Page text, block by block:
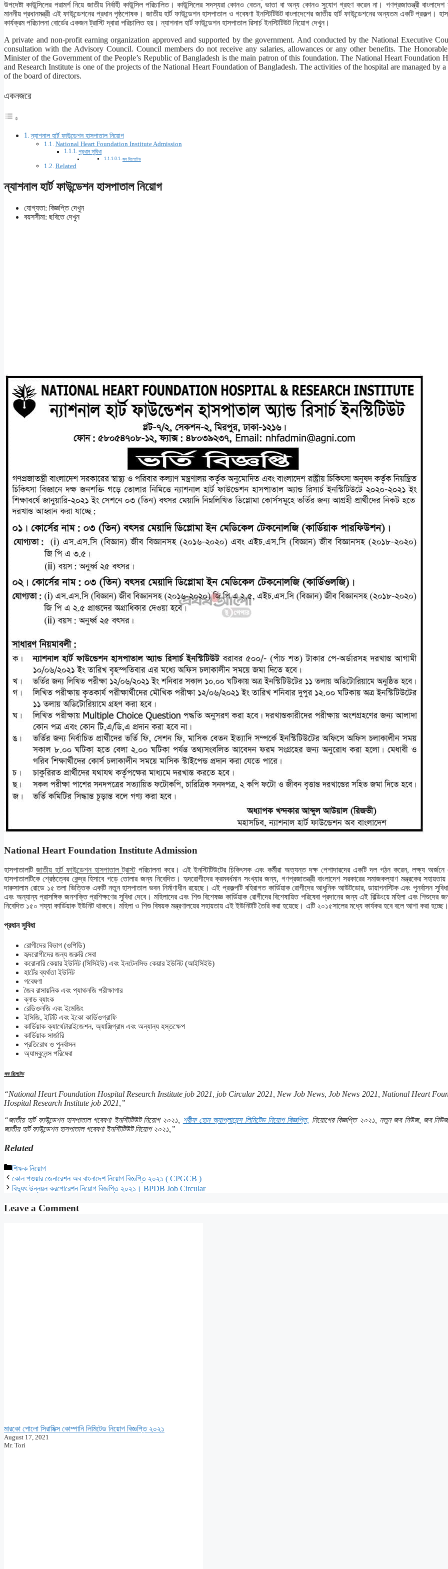
উপদেষ্টা কাউন্সিলের পরামর্শ নিয়ে জাতীয় নির্বাহী কাউন্সিল পরিচালিত। কাউন্সিলের সদস্যরা কোনও বেতন, ভাতা বা অন্য কোনও সুযোগ গ্রহণ করেন না। গণপ্রজাতন্ত্রী বাংলাদেশ
মাননীয় প্রধানমন্ত্রী এই ফাউন্ডেশনের প্রধান পৃষ্ঠপোষক। জাতীয় হার্ট ফাউন্ডেশন হাসপাতাল ও গবেষণা ইনস্টিটিউট বাংলাদেশের জাতীয় হার্ট ফাউন্ডেশনের অন্যতম একটি প্রকল্প।
কার্যক্রম পরিচালনা বোর্ডের একজন ট্রাস্টি দ্বারা পরিচালিত হয়। ন্যাশনাল হার্ট ফাউন্ডেশন হাসপাতাল রিসার্চ ইনস্টিটিউট নিয়োগ দেখুন।
A private and non-profit earning organization approved and supported by the government. And conducted by the National Executive
consultation with the Advisory Council. Council members do not receive any salaries, allowances or any other benefits. The
Minister of the Government of the People’s Republic of Bangladesh is the main patron of this foundation. The National Heart Foundation
and Research Institute is one of the projects of the National Heart Foundation of Bangladesh. The activities of the hospital are managed by a
of the board of directors.
একনজরে
ন্যাশনাল হার্ট ফাউন্ডেশন হাসপাতাল নিয়োগ
National Heart Foundation Institute Admission
প্রধান সুবিধা
জব রিলেটেড
Related
ন্যাশনাল হার্ট ফাউন্ডেশন হাসপাতাল নিয়োগ
যোগ্যতা: বিজ্ঞপ্তি দেখুন
বয়সসীমা: ছবিতে দেখুন
National Heart Foundation Institute Admission
হাসপাতালটি জাতীয় হার্ট ফাউন্ডেশন হাসপাতাল ট্রাস্টপরিচালনা করে। এই ইনস্টিটিউটের চিকিৎসক এবং কর্মীরা অত্যন্ত দক্ষ পেশাদারদের একটি দল গঠন করেন, লক্ষ্য
হাসপাতালটিকে শ্রেষ্ঠত্বের কেন্দ্র হিসাবে গড়ে তোলার জন্য নিবেদিত। হৃদরোগীদের ক্রমবর্ধমান সংখ্যার জন্য, গণপ্রজাতন্ত্রী বাংলাদেশ সরকারের সমাজকল্যাণ মন্ত্রকের সহায়তায়
দারুসালাম রোডে ১৫ তলা ভিত্তিক একটি নতুন হাসপাতাল ভবন নির্মাণাধীন রয়েছে। এই প্রকল্পটি বহিরাগত কার্ডিয়াক রোগীদের আধুনিক আউটডোর, ডায়াগনস্টিক এবং পুনর্বাসন
এবং অন্যান্য প্রাসঙ্গিক জনশক্তি প্রশিক্ষণের সুবিধা দেবে। মহিলাদের এবং শিশু বিশেষজ্ঞ কার্ডিয়াক রোগীদের বিশেষায়িত পরিষেবা প্রদানের জন্য এই বিল্ডিংয়ে মহিলা এবং শিশুদের
নিবেদিত ১৫০ শয্যা কার্ডিয়াক ইউনিট থাকবে। মহিলা ও শিশু বিষয়ক মন্ত্রণালয়ের সহায়তায় এই ইউনিটটি তৈরি করা হয়েছে। এটি ২০১৫সালের মধ্যে কার্যকর হবে বলে আশা করা হচ্ছে।
প্রধান সুবিধা
রোগীদের বিভাগ (ওপিডি)
হৃদরোগীদের জন্য জরুরি সেবা
করোনারি কেয়ার ইউনিট (সিসিইউ) এবং ইনটেনসিভ কেয়ার ইউনিট (আইসিইউ)
হার্টের ব্যর্থতা ইউনিট
গবেষণা
জৈব রাসায়নিক এবং প্যাথলজি পরীক্ষাগার
ব্লাড ব্যাংক
রেডিওলজি এবং ইমেজিং
ইসিজি, ইটিটি এবং ইকো কার্ডিওগ্রাফি
কার্ডিয়াক ক্যাথেটারাইজেশন, অ্যাঞ্জিগ্রাম এবং অন্যান্য হস্তক্ষেপ
কার্ডিয়াক সার্জারি
প্রতিরোধ ও পুনর্বাসন
অ্যাম্বুলেন্স পরিষেবা
জব রিলেটেড
“National Heart Foundation Hospital Research Institute job 2021, job Circular 2021, New Job News, Job News 2021, National Heart
Hospital Research Institute job 2021,”
“জাতীয় হার্ট ফাউন্ডেশন হাসপাতাল গবেষণা ইনস্টিটিউট নিয়োগ ২০২১,
শরীফ হোম অ্যাপ্লায়েন্স লিমিটেড নিয়োগ বিজ্ঞপ্তি, নিয়োগের বিজ্ঞপ্তি ২০২১, নতুন জব নিউজ, জব
জাতীয় হার্ট ফাউন্ডেশন হাসপাতাল গবেষণা ইনস্টিটিউট নিয়োগ ২০২১,”
Related
Categories
শিক্ষক নিয়োগ
কোল পওয়ার জেনারেশন অব বাংলাদেশ নিয়োগ বিজ্ঞপ্তি ২০২১ ( CPGCB )
বিদ্যুৎ উন্নয়ন করপোরেশন নিয়োগ বিজ্ঞপ্তি ২০২১। BPDB Job Circular
Leave a Comment
মারকো পোলো সিরামিক্স কোম্পানি লিমিটেড নিয়োগ বিজ্ঞপ্তি ২০২১
August 17, 2021
Mr. Tori